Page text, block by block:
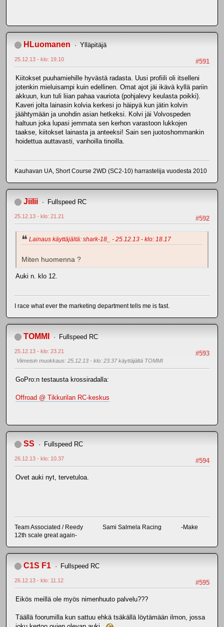
HLuomanen Ylläpitäjä
#591
25.12.13 - klo: 19.10
Kiitokset puuhamiehille hyvästä radasta. Uusi profiili oli itselleni
jotenkin mieluisampi kuin edellinen. Omat ajot jäi ikävä kyllä pariin
akkuun, kun tuli liian pahaa vauriota (pohjalevy keulasta poikki).
Kaveri jolta lainasin kolvia kerkesi jo häipyä kun jätin kolvin
jäähtymään ja unohdin asian hetkeksi. Kolvi jäi Volvospeden
haltuun joka lupasi jemmata sen kerhon varastoon lukkojen
taakse, kiitokset lainasta ja anteeksi! Sain sen juotoshommankin
hoidettua auttavasti, vanhoilla tinoilla.
Kauhavan UA, Short Course 2WD (SC2-10) harrastelija vuodesta 2010
JiiIii Fullspeed RC
#592
25.12.13 - klo: 21.21
Lainaus käyttäjältä: shark-18_ - 25.12.13 - klo: 18.17
Miten huomenna ?
Auki n. klo 12.
I race what ever the marketing department tells me is fast.
TOMMI Fullspeed RC
#593
25.12.13 - klo: 23.21
Viimeisin muokkaus: 25.12.13 - klo: 23.37 käyttäjältä TOMMI
GoPro:n testausta krossiradalla:
Offroad @ Tikkurilan RC-keskus
SS Fullspeed RC
#594
26.12.13 - klo: 10.37
Ovet auki nyt, tervetuloa.
Team Associated / Reedy Sami Salmela Racing -Make
12th scale great again-
C1S F1 Fullspeed RC
#595
26.12.13 - klo: 11.12
Eikös meillä ole myös nimenhuuto palvelu???
Täällä foorumilla kun sattuu ehkä tsäkällä löytämään ilmon, jossa